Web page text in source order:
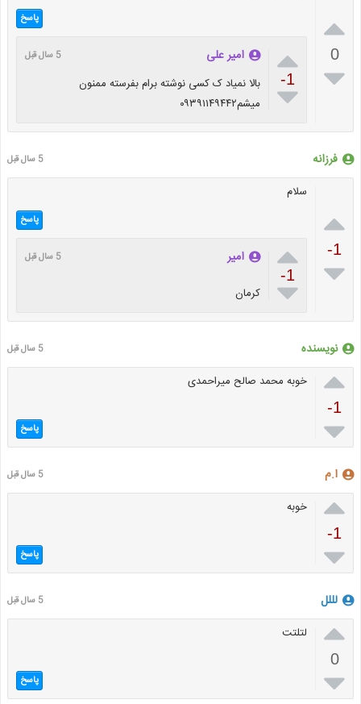

0

پاسخ

-1

امیر علی 5 سال قبل
بالا نمیاد ک کسی نوشته برام بفرسته ممنون
میشم۰۹۳۹۱۱۴۹۴۴۲
فرزانه 5 سال قبل

-1

سلام
پاسخ

-1

امیر 5 سال قبل
کرمان
نویسنده 5 سال قبل

-1

خوبه محمد صالح میراحمدی
پاسخ
ا.م 5 سال قبل

-1

خوبه
پاسخ
لللل 5 سال قبل

0

لتلتت
پاسخ